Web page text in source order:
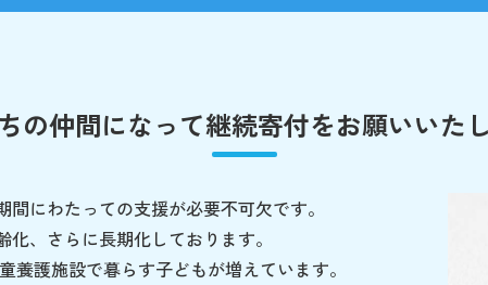
の仲間になって継続寄付をお願いいた
にわたっての支援が必要不可欠です。
、さらに長期化しております。
養護施設で暮らす子どもが増えています。